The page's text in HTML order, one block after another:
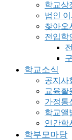
학교상
법인 이
찾아오
전입학
학교소식
공지사
교육활
가정통
학교앨
연간학
학부모마당